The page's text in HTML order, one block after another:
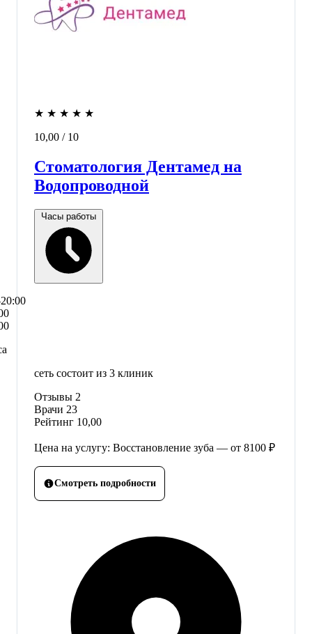
★ ★ ★ ★ ★
10,00 / 10
Стоматология Дентамед на
Водопроводной
Часы работы
сеть состоит из 3 клиник
Отзывы 2
Врачи 23
Рейтинг 10,00
Цена на услугу: Восстановление зуба — от 8100 ₽
Смотреть подробности